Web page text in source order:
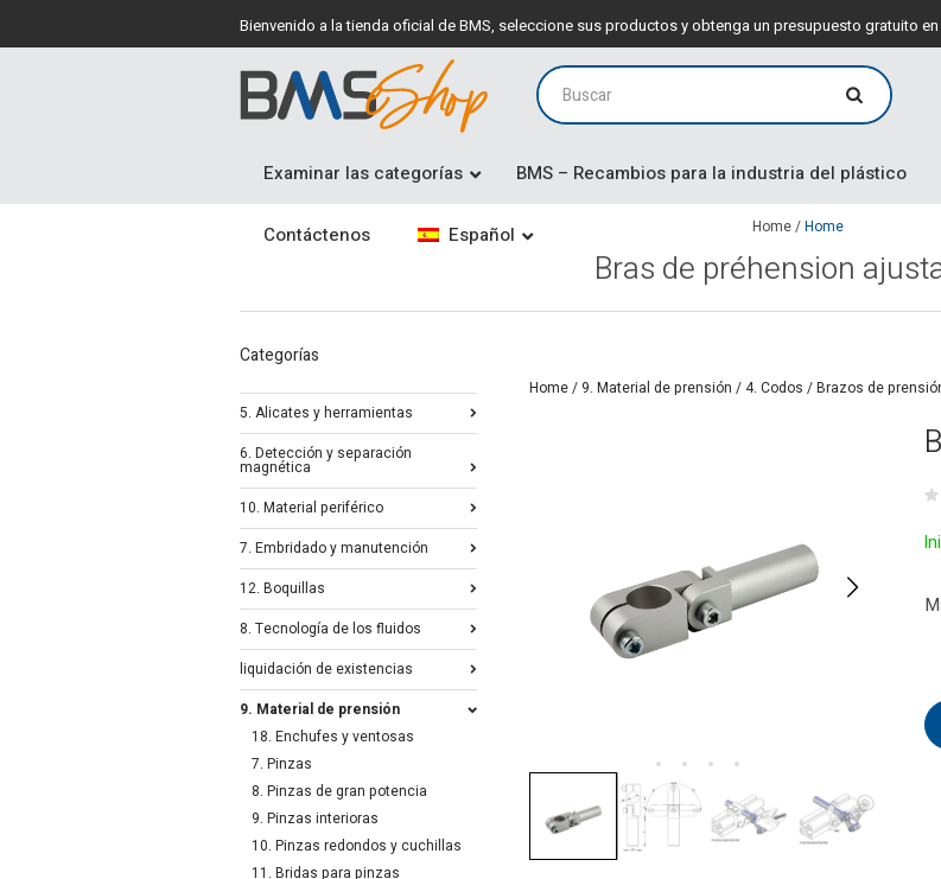
Bienvenido a la tienda oficial de BMS, seleccione sus productos y obtenga un presupuesto gratuito
Examinar las categorías BMS – Recambios para la industria del plástico
Contáctenos Español Home/Home
Bras de préhension
Home/ 9. Material de prensión /4. Codos / Brazos de
Categorías
5. Alicates y herramientas
6. Detección y separación
magnética
10. Material periférico
7. Embridado y manutención
12. Boquillas
8. Tecnología de los fluidos
liquidación de existencias
9. Material de prensión
18. Enchufes y ventosas
7. Pinzas
8. Pinzas de gran potencia
9. Pinzas interioras
10. Pinzas redondos y cuchillas
11. Bridas para pinzas